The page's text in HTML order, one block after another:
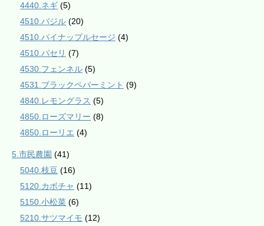
4440.ネギ (5)
4510.バジル (20)
4510.パイナップルセージ (4)
4510.パセリ (7)
4530.フェンネル (5)
4531.ブラックペパーミント (9)
4840.レモングラス (5)
4850.ローズマリー (8)
4850.ローリエ (4)
5.市民農園 (41)
5040.枝豆 (16)
5120.カボチャ (11)
5150.小松菜 (6)
5210.サツマイモ (12)